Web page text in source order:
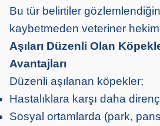
Bu tür belirtiler
kaybetmeden veteriner
Aşıları Düzenli Olan
Avantajları
Düzenli aşılanan köpekler;
Hastalıklara karşı daha
Sosyal ortamlarda (park,